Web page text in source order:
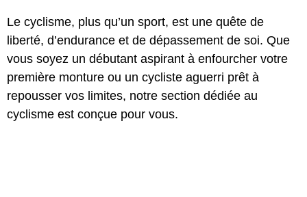
Le cyclisme, plus qu’un sport, est une quête de
liberté, d’endurance et de dépassement de soi. Que
vous soyez un débutant aspirant à enfourcher votre
première monture ou un cycliste aguerri prêt à
repousser vos limites, notre section dédiée au
cyclisme est conçue pour vous.